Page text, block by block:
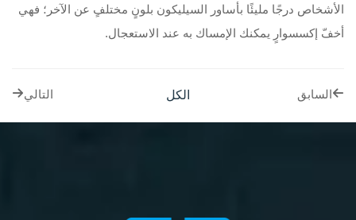
الأشخاص درجًا مليئًا بأساور السيليكون بلونٍ مختلفٍ عن الآخر؛ فهي
أخفّ إكسسوارٍ يمكنك الإمساك به عند الاستعجال.
السابق الكل التالي